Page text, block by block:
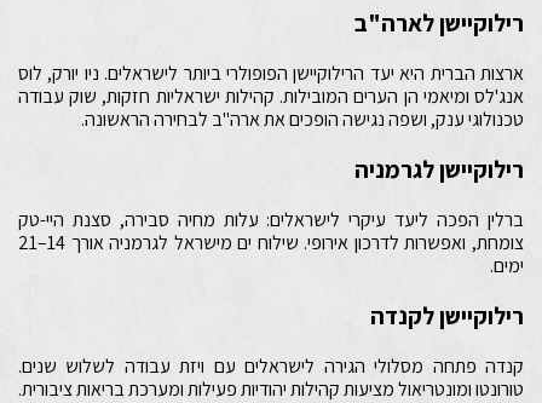
רילוקיישן לארה"ב
ארצות הברית היא יעד הרילוקיישן הפופולרי ביותר לישראלים. ניו יורק, לוס
אנג'לס ומיאמי הן הערים המובילות. קהילות ישראליות חזקות, שוק עבודה
טכנולוגי ענק, ושפה נגישה הופכים את ארה"ב לבחירה הראשונה.
רילוקיישן לגרמניה
ברלין הפכה ליעד עיקרי לישראלים: עלות מחיה סבירה, סצנת היי-טק
צומחת, ואפשרות לדרכון אירופי. שילוח ים מישראל לגרמניה אורך 14–21
ימים.
רילוקיישן לקנדה
קנדה פתחה מסלולי הגירה לישראלים עם ויזת עבודה לשלוש שנים.
טורונטו ומונטריאול מציעות קהילות יהודיות פעילות ומערכת בריאות ציבורית.